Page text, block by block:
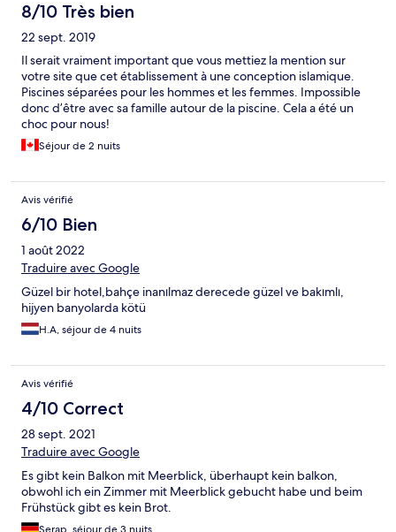
8/10 Très bien
22 sept. 2019
Il serait vraiment important que vous mettiez la mention sur
votre site que cet établissement à une conception islamique.
Piscines séparées pour les hommes et les femmes. Impossible
donc d’être avec sa famille autour de la piscine. Cela a été un
choc pour nous!
Séjour de 2 nuits
Avis vérifié
6/10 Bien
1 août 2022
Traduire avec Google
Güzel bir hotel,bahçe inanılmaz derecede güzel ve bakımlı,
hijyen banyolarda kötü
H.A, séjour de 4 nuits
Avis vérifié
4/10 Correct
28 sept. 2021
Traduire avec Google
Es gibt kein Balkon mit Meerblick, überhaupt kein balkon,
obwohl ich ein Zimmer mit Meerblick gebucht habe und beim
Frühstück gibt es kein Brot.